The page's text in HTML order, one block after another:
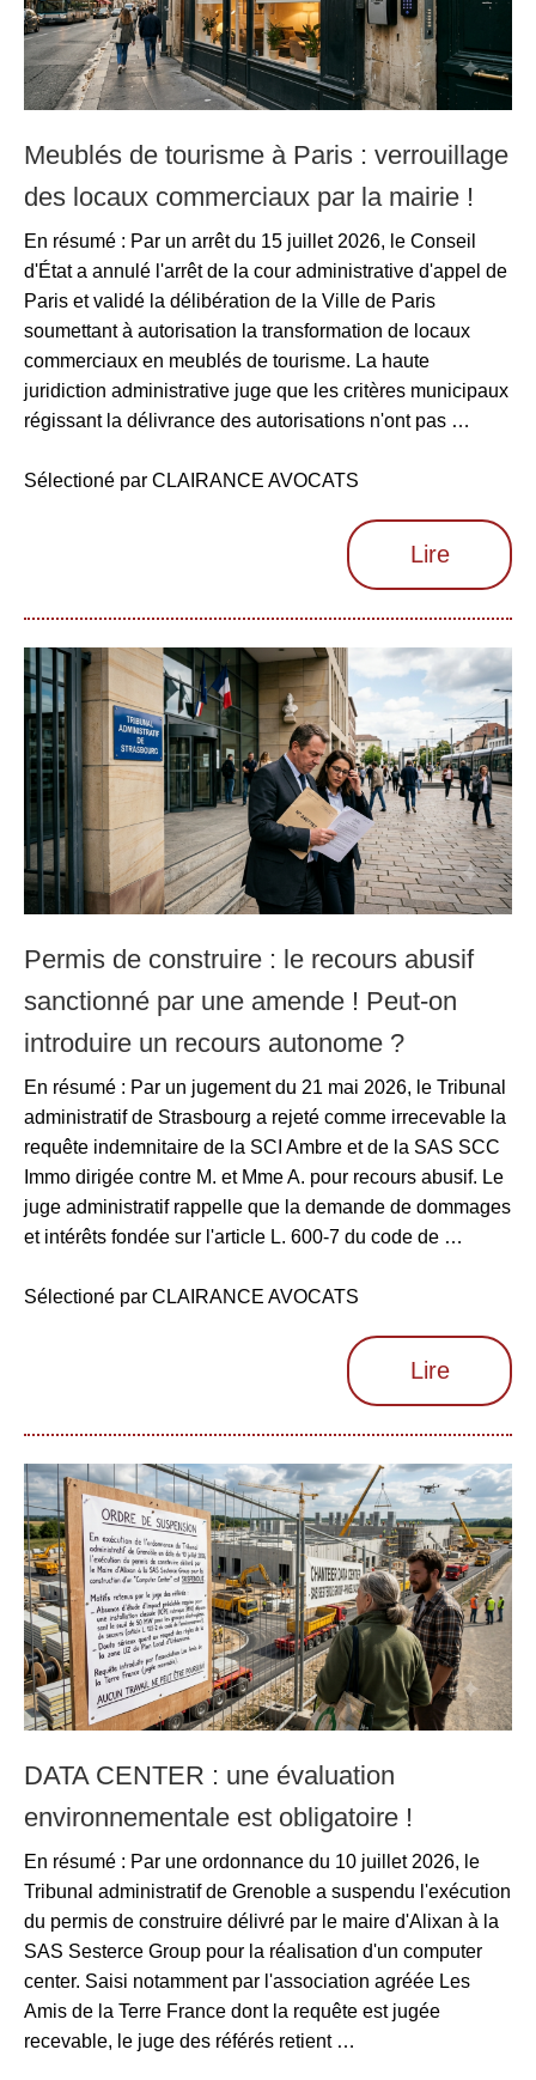
Meublés de tourisme à Paris : verrouillage
des locaux commerciaux par la mairie !
En résumé : Par un arrêt du 15 juillet 2026, le Conseil
d'État a annulé l'arrêt de la cour administrative d'appel de
Paris et validé la délibération de la Ville de Paris
soumettant à autorisation la transformation de locaux
commerciaux en meublés de tourisme. La haute
juridiction administrative juge que les critères municipaux
régissant la délivrance des autorisations n'ont pas …
Sélectioné par CLAIRANCE AVOCATS
Lire
Permis de construire : le recours abusif
sanctionné par une amende ! Peut-on
introduire un recours autonome ?
En résumé : Par un jugement du 21 mai 2026, le Tribunal
administratif de Strasbourg a rejeté comme irrecevable la
requête indemnitaire de la SCI Ambre et de la SAS SCC
Immo dirigée contre M. et Mme A. pour recours abusif. Le
juge administratif rappelle que la demande de dommages
et intérêts fondée sur l'article L. 600-7 du code de …
Sélectioné par CLAIRANCE AVOCATS
Lire
DATA CENTER : une évaluation
environnementale est obligatoire !
En résumé : Par une ordonnance du 10 juillet 2026, le
Tribunal administratif de Grenoble a suspendu l'exécution
du permis de construire délivré par le maire d'Alixan à la
SAS Sesterce Group pour la réalisation d'un computer
center. Saisi notamment par l'association agréée Les
Amis de la Terre France dont la requête est jugée
recevable, le juge des référés retient …